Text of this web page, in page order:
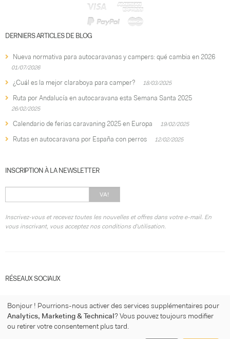
DERNIERS ARTICLES DE BLOG
Nueva normativa para autocaravanas y campers: qué cambia en 2026
01/07/2026
¿Cuál es la mejor claraboya para camper? 18/03/2025
Ruta por Andalucía en autocaravana esta Semana Santa 2025
26/02/2025
Calendario de ferias caravaning 2025 en Europa 19/02/2025
Rutas en autocaravana por España con perros 12/02/2025
INSCRIPTION À LA NEWSLETTER
VA!
Inscrivez-vous et recevez toutes les nouvelles et offres dans votre e-mail. En
vous inscrivant, vous acceptez nos conditions d'utilisation.
RÉSEAUX SOCIAUX
Bonjour ! Pourrions-nous activer des services supplémentaires pour
Analytics, Marketing & Technical? Vous pouvez toujours modifier
ou retirer votre consentement plus tard.